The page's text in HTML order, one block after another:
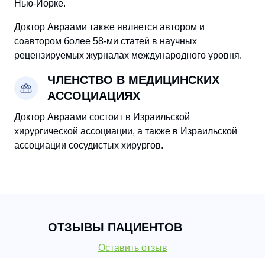
Нью-Йорке.
Доктор Авраами также является автором и
соавтором более 58-ми статей в научных
рецензируемых журналах международного уровня.
ЧЛЕНСТВО В МЕДИЦИНСКИХ
АССОЦИАЦИЯХ
Доктор Авраами состоит в Израильской
хирургической ассоциации, а также в Израильской
ассоциации сосудистых хирургов.
ОТЗЫВЫ ПАЦИЕНТОВ
Оставить отзыв